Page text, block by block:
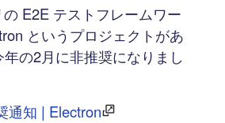
E2E テストフレームワー
というプロジェクトがあ
年の2月に非推奨になりまし
通知 | Electron